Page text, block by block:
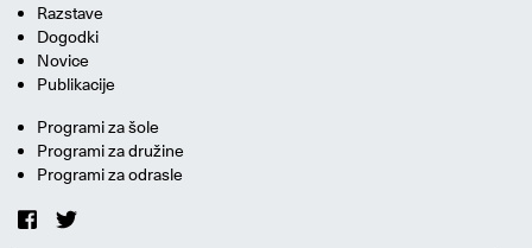
Razstave
Dogodki
Novice
Publikacije
Programi za šole
Programi za družine
Programi za odrasle